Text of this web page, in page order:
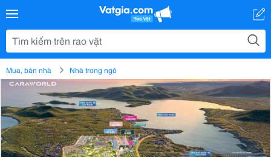
Mua, bán nhà Nhà trong ngõ